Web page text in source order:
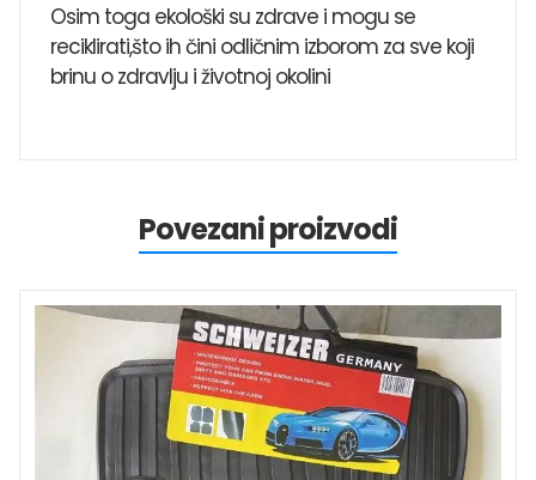
Osim toga ekološki su zdrave i mogu se
reciklirati,što ih čini odličnim izborom za sve koji
brinu o zdravlju i životnoj okolini
Povezani proizvodi